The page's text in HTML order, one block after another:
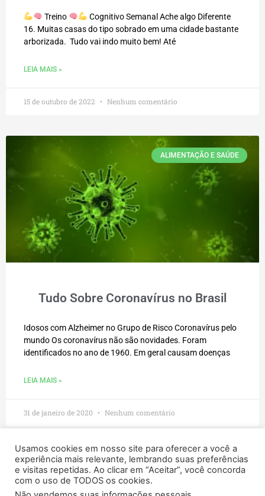
Treino
Cognitivo Semanal Ache algo Diferente
16. Muitas casas do tipo sobrado em uma cidade bastante
arborizada. Tudo vai indo muito bem! Até
LEIA MAIS »
15 de outubro de 2022 Nenhum comentário
ALIMENTAÇÃO E SAÚDE
Tudo Sobre Coronavírus no Brasil
Idosos com Alzheimer no Grupo de Risco Coronavírus pelo
mundo Os coronavírus não são novidades. Foram
identificados no ano de 1960. Em geral causam doenças
LEIA MAIS »
31 de janeiro de 2020 Nenhum comentário
Força, fé e amor!
Usamos cookies em nosso site para oferecer a você a
experiência mais relevante, lembrando suas preferências
e visitas repetidas. Ao clicar em “Aceitar”, você concorda
com o uso de TODOS os cookies.